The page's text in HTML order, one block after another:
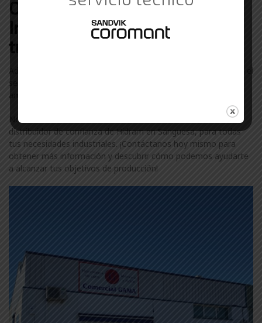
Otras marcas de Suministros
Industriales con las que
trabajamos en Sangüesa
Además de Hidram, colaboramos con otras marcas líderes en el
amplia gama de marcas visitando nuestra
No te conformes con menos. Confía en ComercialGama, tu
distribuidor de confianza de Hidram en Sangüesa, para todas
tus necesidades industriales. ¡Contáctanos hoy mismo para
obtener más información y descubrir cómo podemos ayudarte
a alcanzar tus objetivos de producción!